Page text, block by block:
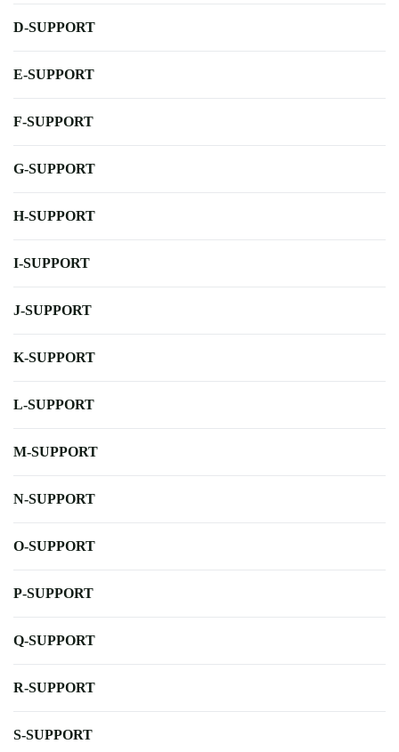
D-SUPPORT
E-SUPPORT
F-SUPPORT
G-SUPPORT
H-SUPPORT
I-SUPPORT
J-SUPPORT
K-SUPPORT
L-SUPPORT
M-SUPPORT
N-SUPPORT
O-SUPPORT
P-SUPPORT
Q-SUPPORT
R-SUPPORT
S-SUPPORT